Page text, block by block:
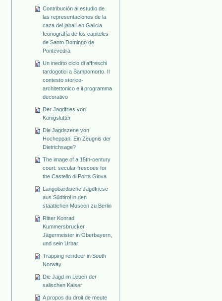
Contribución al estudio de
las representaciones de la
caza del jabalí en Galicia.
Iconografía de los capiteles
de Santo Domingo de
Pontevedra
Un inedíto ciclo di affreschi
tardogotici a Sampomorto. Il
contesto storico-
architettonico e il programma
decorativo
Der Jagdfries von
Königslutter
Die Jagdszene von
Hocheppan. Ein Zeugnis der
Dietrichsage?
The image of a 15th-century
court: secular frescoes for
the Castello di Porta Giova
Langobardische Jagdfriese
aus Südtirol in den
staatlichen Museen zu Berlin
Ritter Konrad
Kummersbrucker,
Jägermeister in Oberbayern,
und sein Urbar
Trapping reindeer in South
Norway
Die Jagd im Leben der
salischen Kaiser
A propos du droit de meute